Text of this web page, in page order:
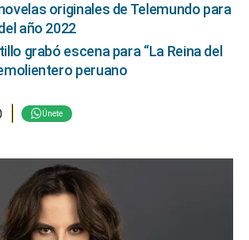
originales de Telemundo para
año 2022
grabó escena para “La Reina del
peruano
Únete